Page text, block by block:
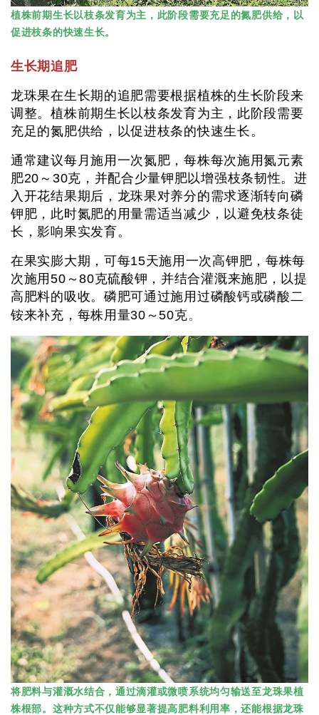
植株前期生长以枝条发育为主，此阶段需要充足的氮肥供给，以
促进枝条的快速生长。
生长期追肥
龙珠果在生长期的追肥需要根据植株的生长阶段来
调整。植株前期生长以枝条发育为主，此阶段需要
充足的氮肥供给，以促进枝条的快速生长。
通常建议每月施用一次氮肥，每株每次施用氮元素
肥20～30克，并配合少量钾肥以增强枝条韧性。进
入开花结果期后，龙珠果对养分的需求逐渐转向磷
钾肥，此时氮肥的用量需适当减少，以避免枝条徒
长，影响果实发育。
在果实膨大期，可每15天施用一次高钾肥，每株每
次施用50～80克硫酸钾，并结合灌溉来施肥，以提
高肥料的吸收。磷肥可通过施用过磷酸钙或磷酸二
铵来补充，每株用量30～50克。
将肥料与灌溉水结合，通过滴灌或微喷系统均匀输送至龙珠果植
株根部。这种方式不仅能够显著提高肥料利用率，还能根据龙珠